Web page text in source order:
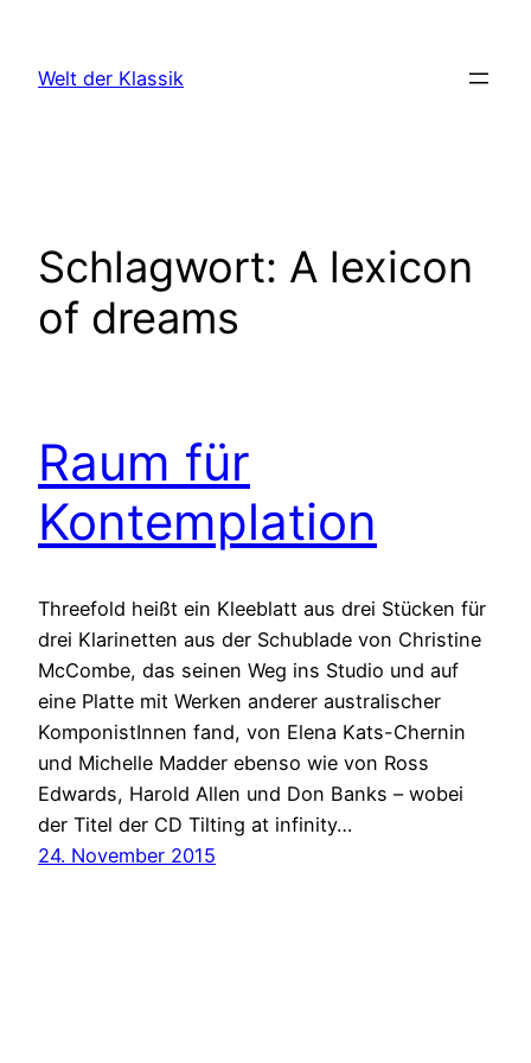
springen
Welt der Klassik
Schlagwort: A lexicon
of dreams
Raum für
Kontemplation
Threefold heißt ein Kleeblatt aus drei Stücken für
drei Klarinetten aus der Schublade von Christine
McCombe, das seinen Weg ins Studio und auf
eine Platte mit Werken anderer australischer
KomponistInnen fand, von Elena Kats-Chernin
und Michelle Madder ebenso wie von Ross
Edwards, Harold Allen und Don Banks – wobei
der Titel der CD Tilting at infinity…
24. November 2015